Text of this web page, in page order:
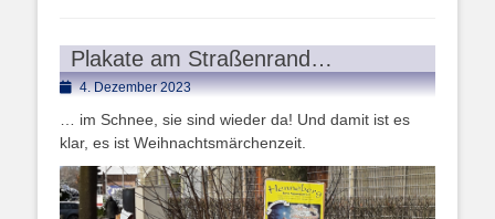
Plakate am Straßenrand…
Posted4. Dezember 2023
… im Schnee, sie sind wieder da! Und damit ist es
klar, es ist Weihnachtsmärchenzeit.